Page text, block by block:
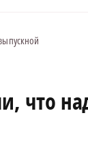
что